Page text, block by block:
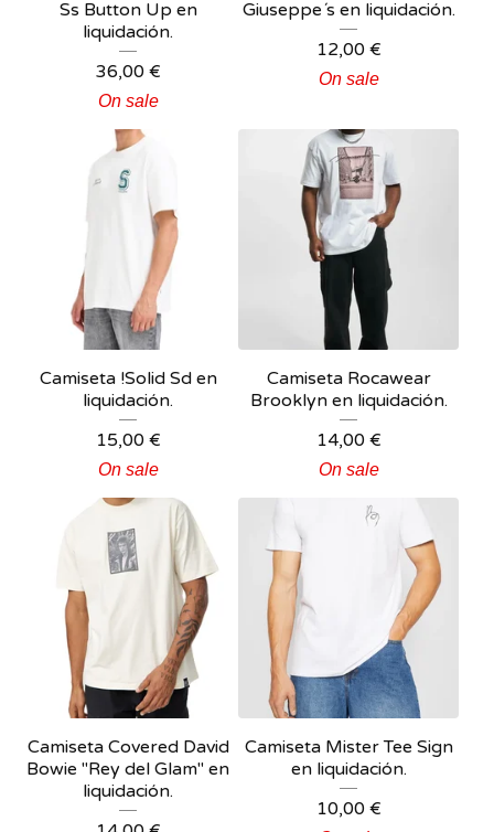
Ss Button Up en
liquidación.
36,00 €
On sale
Giuseppe´s en liquidación.
12,00 €
On sale
Camiseta !Solid Sd en
liquidación.
15,00 €
On sale
Camiseta Rocawear
Brooklyn en liquidación.
14,00 €
On sale
Camiseta Covered David
Bowie "Rey del Glam" en
liquidación.
Camiseta Mister Tee Sign
en liquidación.
10,00 €